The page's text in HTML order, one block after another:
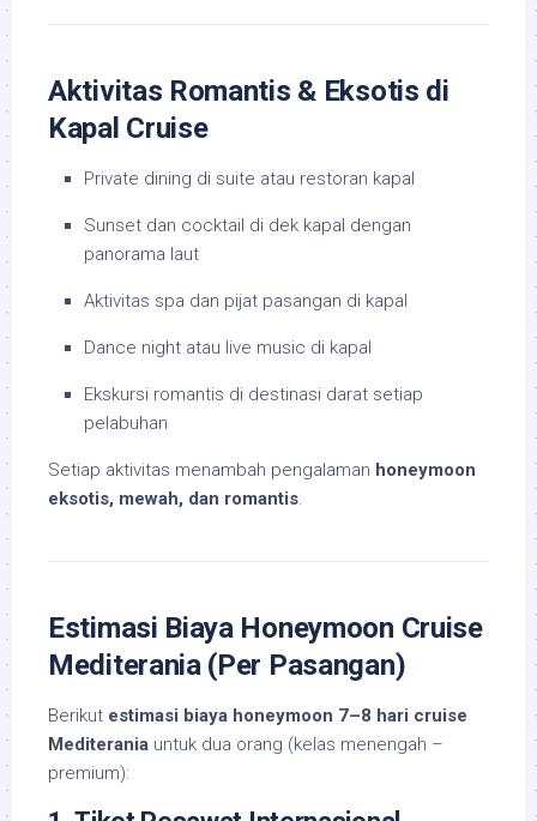
Aktivitas Romantis & Eksotis di
Kapal Cruise
Private dining di suite atau restoran kapal
Sunset dan cocktail di dek kapal dengan
panorama laut
Aktivitas spa dan pijat pasangan di kapal
Dance night atau live music di kapal
Ekskursi romantis di destinasi darat setiap
pelabuhan
Setiap aktivitas menambah pengalaman honeymoon
eksotis, mewah, dan romantis.
Estimasi Biaya Honeymoon Cruise
Mediterania (Per Pasangan)
Berikut estimasi biaya honeymoon 7–8 hari cruise
Mediterania untuk dua orang (kelas menengah –
premium):